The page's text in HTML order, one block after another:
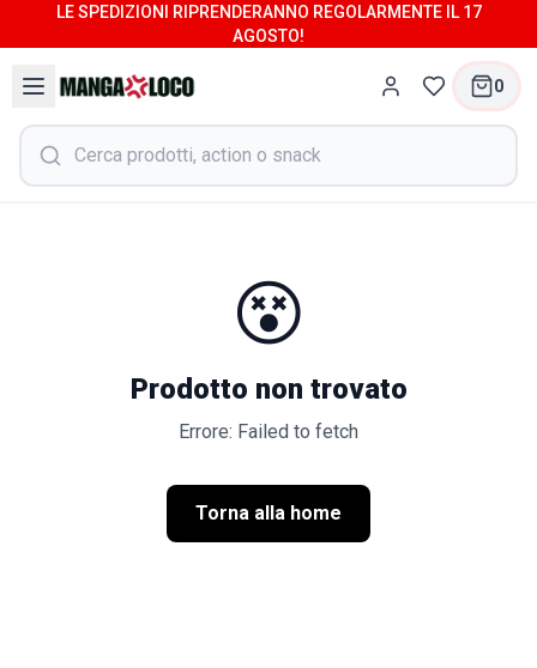
LE SPEDIZIONI RIPRENDERANNO REGOLARMENTE IL 17
AGOSTO!
0
😵
Prodotto non trovato
Errore: Failed to fetch
Torna alla home